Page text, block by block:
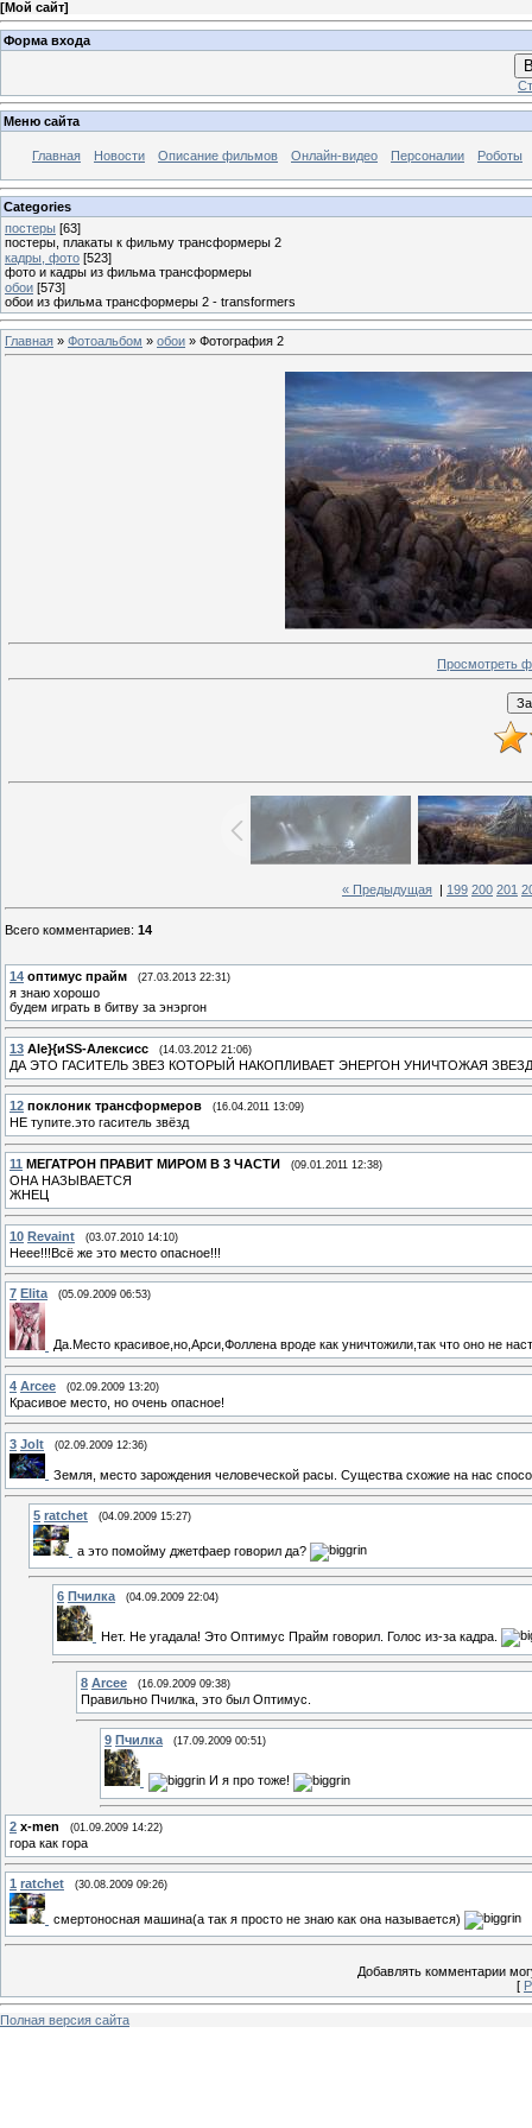
[Мой сайт]
Форма входа
Меню сайта
Главная Новости Описание фильмов Онлайн-видео Персоналии Роботы
Categories
постеры [63]
постеры, плакаты к фильму трансформеры 2
кадры, фото [523]
фото и кадры из фильма трансформеры
обои [573]
обои из фильма трансформеры 2 - transformers
Главная » Фотоальбом » обои » Фотография 2
Просмотреть
« Предыдущая 199 200 201
Всего комментариев: 14
14 оптимус прайм (27.03.2013 22:31)
я знаю хорошо
будем играть в битву за энэргон
13 Аle}{иSS-Алексисс (14.03.2012 21:06)
ДА ЭТО ГАСИТЕЛЬ ЗВЕЗ КОТОРЫЙ НАКОПЛИВАЕТ ЭНЕРГОН УНИЧТОЖАЯ
12 поклоник трансформеров (16.04.2011 13:09)
НЕ тупите.это гаситель звёзд
11 МЕГАТРОН ПРАВИТ МИРОМ В 3 ЧАСТИ (09.01.2011 12:38)
ОНА НАЗЫВАЕТСЯ
ЖНЕЦ
10 Revaint (03.07.2010 14:10)
Неее!!!Всё же это место опасное!!!
7 Elita (05.09.2009 06:53)
Да.Место красивое,но,Арси,Фоллена вроде как уничтожили,так что оно не
4 Arcee (02.09.2009 13:20)
Красивое место, но очень опасное!
3 Jolt (02.09.2009 12:36)
Земля, место зарождения человеческой расы. Существа схожие на нас
5 ratchet (04.09.2009 15:27)
а это помойму джетфаер говорил да?
6 Пчилка (04.09.2009 22:04)
Нет. Не угадала! Это Оптимус Прайм говорил. Голос из-за кадра.
8 Arcee (16.09.2009 09:38)
Правильно Пчилка, это был Оптимус.
9 Пчилка (17.09.2009 00:51)
И я про тоже!
2 x-men (01.09.2009 14:22)
гора как гора
1 ratchet (30.08.2009 09:26)
смертоносная машина(а так я просто не знаю как она называется)
Добавлять комментарии
[
Полная версия сайта